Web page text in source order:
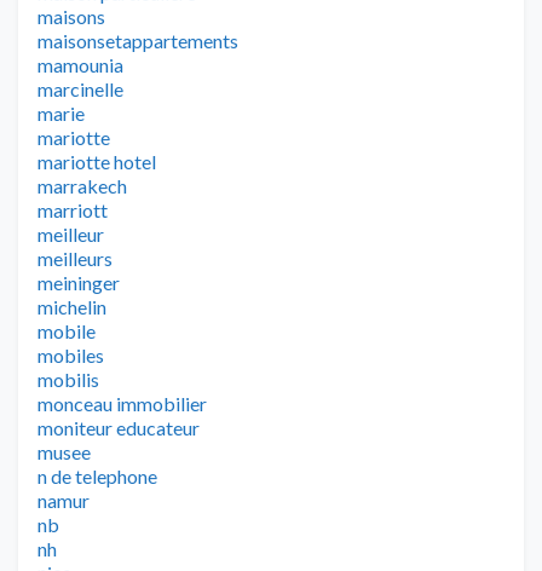
maisons
maisonsetappartements
mamounia
marcinelle
marie
mariotte
mariotte hotel
marrakech
marriott
meilleur
meilleurs
meininger
michelin
mobile
mobiles
mobilis
monceau immobilier
moniteur educateur
musee
n de telephone
namur
nb
nh